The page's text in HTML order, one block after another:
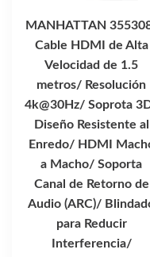
MANHATTAN
Cable HDMI de Alta
Velocidad de 1.5
metros/ Resolución
4k@30Hz/ Soprota
Diseño Resistente al
Enredo/ HDMI
a Macho/ Soporta
Canal de Retorno de
Audio (ARC)/
para Reducir
Interferencia/